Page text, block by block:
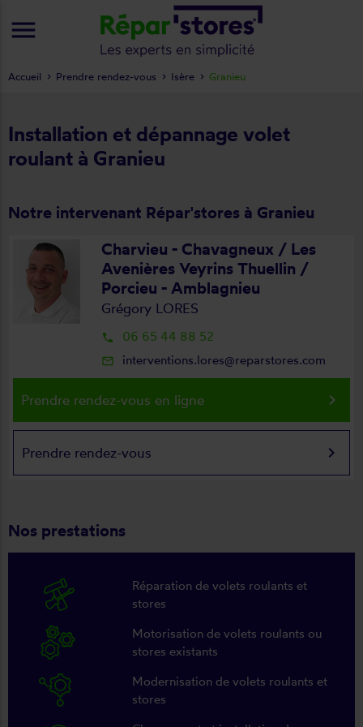
Installation et dépannage volet
roulant à Granieu
Notre intervenant Répar'stores à Granieu
Charvieu - Chavagneux / Les
Avenières Veyrins Thuellin /
Porcieu - Amblagnieu
Grégory LORES
local_phone 06 65 44 88 52
mail_outline interventions.lores@reparstores.com
Prendre rendez-vous en ligne keyboard_arrow_right
Prendre rendez-vous keyboard_arrow_right
Nos prestations
Réparation de volets roulants et
stores
Motorisation de volets roulants ou
stores existants
Modernisation de volets roulants et
stores
Accueil Prendre rendez-vous Isère Granieu
menu